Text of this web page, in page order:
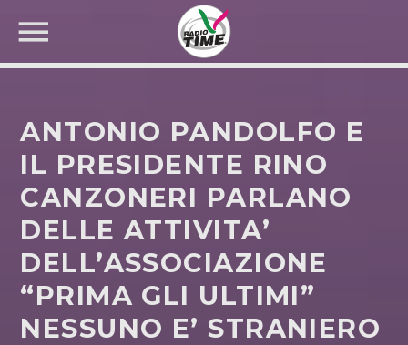
CERCA NEL SITO WEB:
ANTONIO PANDOLFO E
IL PRESIDENTE RINO
CANZONERI PARLANO
DELLE ATTIVITA’
DELL’ASSOCIAZIONE
“PRIMA GLI ULTIMI”
NESSUNO E’ STRANIERO